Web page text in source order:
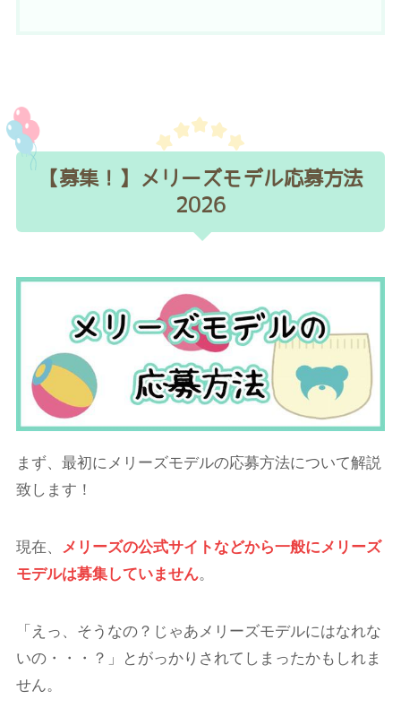
【募集！】メリーズモデル応募方法
2026
まず、最初にメリーズモデルの応募方法について解説
致します！
現在、 メリーズの公式サイトなどから一般にメリーズ
モデルは募集していません。
「えっ、そうなの？じゃあメリーズモデルにはなれな
いの・・・？」とがっかりされてしまったかもしれま
せん。